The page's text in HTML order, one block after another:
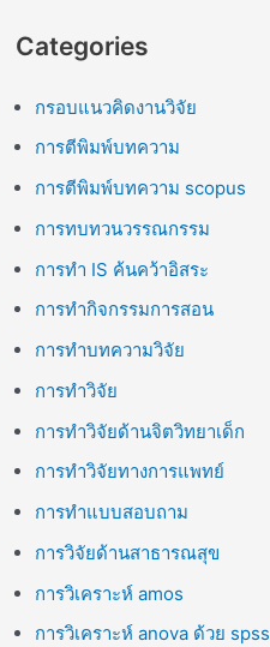
Categories
กรอบแนวคิดงานวิจัย
การตีพิมพ์บทความ
การตีพิมพ์บทความ scopus
การทบทวนวรรณกรรม
การทำ IS ค้นคว้าอิสระ
การทำกิจกรรมการสอน
การทำบทความวิจัย
การทำวิจัย
การทำวิจัยด้านจิตวิทยาเด็ก
การทำวิจัยทางการแพทย์
การทำแบบสอบถาม
การวิจัยด้านสาธารณสุข
การวิเคราะห์ amos
การวิเคราะห์ anova ด้วย spss